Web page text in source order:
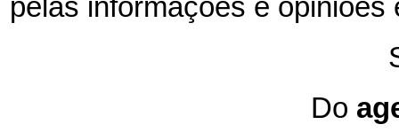
pelas informações e
Do